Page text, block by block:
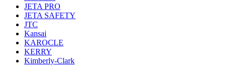
JETA PRO
JETA SAFETY
JTC
Kansai
KAROCLE
KERRY
Kimberly-Clark